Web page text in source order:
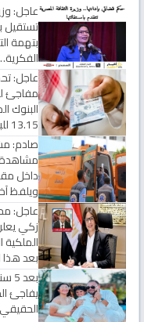
عاجل:
تستقيل
بتهمة
عاجل:
مفاجئ
البنوك
13.15 للبيع!
صادم:
مشاهدة
داخل
ويلفظ
عاجل:
زكي
بعد هذا
يفاجئ